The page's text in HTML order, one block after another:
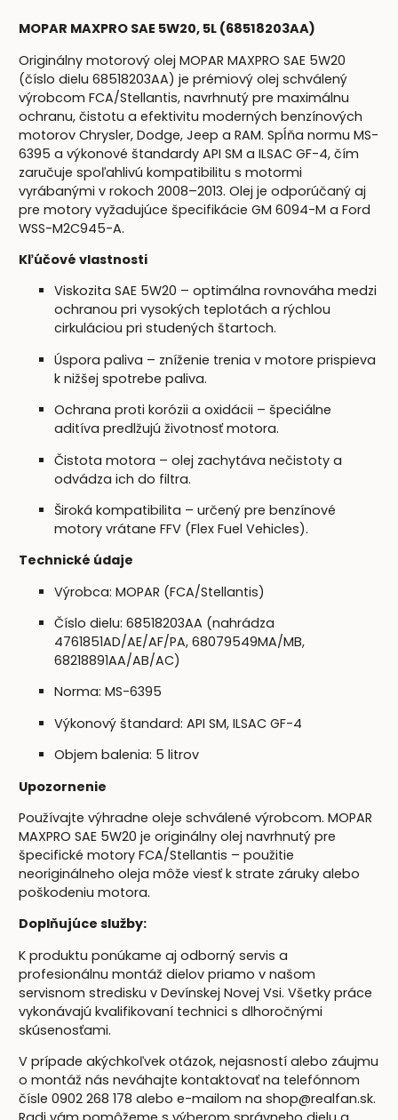
MOPAR MAXPRO SAE 5W20, 5L (68518203AA)
Originálny motorový olej MOPAR MAXPRO SAE 5W20
(číslo dielu 68518203AA) je prémiový olej schválený
výrobcom FCA/Stellantis, navrhnutý pre maximálnu
ochranu, čistotu a efektivitu moderných benzínových
motorov Chrysler, Dodge, Jeep a RAM. Spĺňa normu MS-
6395 a výkonové štandardy API SM a ILSAC GF-4, čím
zaručuje spoľahlivú kompatibilitu s motormi
vyrábanými v rokoch 2008–2013. Olej je odporúčaný aj
pre motory vyžadujúce špecifikácie GM 6094-M a Ford
WSS-M2C945-A.
Kľúčové vlastnosti
Viskozita SAE 5W20 – optimálna rovnováha medzi
ochranou pri vysokých teplotách a rýchlou
cirkuláciou pri studených štartoch.
Úspora paliva – zníženie trenia v motore prispieva
k nižšej spotrebe paliva.
Ochrana proti korózii a oxidácii – špeciálne
aditíva predlžujú životnosť motora.
Čistota motora – olej zachytáva nečistoty a
odvádza ich do filtra.
Široká kompatibilita – určený pre benzínové
motory vrátane FFV (Flex Fuel Vehicles).
Technické údaje
Výrobca: MOPAR (FCA/Stellantis)
Číslo dielu: 68518203AA (nahrádza
4761851AD/AE/AF/PA, 68079549MA/MB,
68218891AA/AB/AC)
Norma: MS-6395
Výkonový štandard: API SM, ILSAC GF-4
Objem balenia: 5 litrov
Upozornenie
Používajte výhradne oleje schválené výrobcom. MOPAR
MAXPRO SAE 5W20 je originálny olej navrhnutý pre
špecifické motory FCA/Stellantis – použitie
neoriginálneho oleja môže viesť k strate záruky alebo
poškodeniu motora.
Doplňujúce služby:
K produktu ponúkame aj odborný servis a
profesionálnu montáž dielov priamo v našom
servisnom stredisku v Devínskej Novej Vsi. Všetky práce
vykonávajú kvalifikovaní technici s dlhoročnými
skúsenosťami.
V prípade akýchkoľvek otázok, nejasností alebo záujmu
o montáž nás neváhajte kontaktovať na telefónnom
čísle 0902 268 178 alebo e-mailom na shop@realfan.sk.